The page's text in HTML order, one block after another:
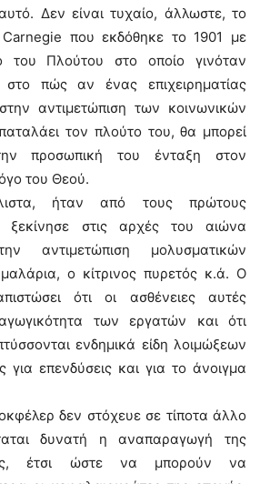
Δεν είναι τυχαίο, άλλωστε, το
που εκδόθηκε το 1901 με
του Πλούτου στο οποίο γινόταν
στο πώς αν ένας επιχειρηματίας
αντιμετώπιση των κοινωνικών
τον πλούτο του, θα μπορεί
προσωπική του ένταξη στον
του Θεού.
ήταν από τους πρώτους
ξεκίνησε στις αρχές του αιώνα
αντιμετώπιση μολυσματικών
ο κίτρινος πυρετός κ.ά. Ο
ότι οι ασθένειες αυτές
των εργατών και ότι
ενδημικά είδη λοιμώξεων
για επενδύσεις και για το άνοιγμα
δεν στόχευε σε τίποτα άλλο
δυνατή η αναπαραγωγή της
έτσι ώστε να μπορούν να